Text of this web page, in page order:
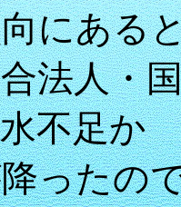
にある
法人・
不足か
ったの